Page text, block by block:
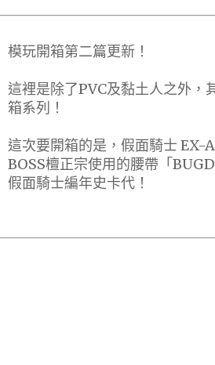
模玩開箱第二篇更新！
這裡是除了PVC及黏土人之外，
箱系列！
這次要開箱的是，假面騎士 EX-
BOSS檀正宗使用的腰帶「
假面騎士編年史卡代！